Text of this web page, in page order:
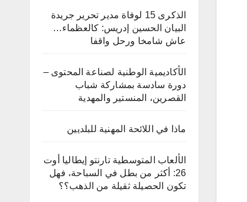
الذكرى 15 لوفاة مدير تحرير جريدة
البيان الحسين إدريس: كالعظماء…
عاش شامخا ورحل واقفا
الأكاديمية الوطنية لصناعة المحتوى –
دورة سادسة بمشاركة شباب
القصرين، المنستير والمهدية
ماذا في اللائحة المهنية للبلديين
الألعاب المتوسطية تارنتو إيطاليا أوت
26: أكثر من بطل في السباحة، فهل
تكون الحصيلة ثقيلة من الذهب؟؟